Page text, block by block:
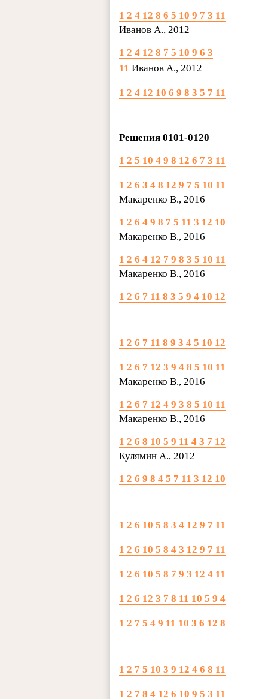
1 2 4 12 8 6 5 10 9 7 3 11
Иванов А., 2012
1 2 4 12 8 7 5 10 9 6 3
11 Иванов А., 2012
1 2 4 12 10 6 9 8 3 5 7 11
Решения 0101-0120
1 2 5 10 4 9 8 12 6 7 3 11
1 2 6 3 4 8 12 9 7 5 10 11
Макаренко В., 2016
1 2 6 4 9 8 7 5 11 3 12 10
Макаренко В., 2016
1 2 6 4 12 7 9 8 3 5 10 11
Макаренко В., 2016
1 2 6 7 11 8 3 5 9 4 10 12
1 2 6 7 11 8 9 3 4 5 10 12
1 2 6 7 12 3 9 4 8 5 10 11
Макаренко В., 2016
1 2 6 7 12 4 9 3 8 5 10 11
Макаренко В., 2016
1 2 6 8 10 5 9 11 4 3 7 12
Кулямин А., 2012
1 2 6 9 8 4 5 7 11 3 12 10
1 2 6 10 5 8 3 4 12 9 7 11
1 2 6 10 5 8 4 3 12 9 7 11
1 2 6 10 5 8 7 9 3 12 4 11
1 2 6 12 3 7 8 11 10 5 9 4
1 2 7 5 4 9 11 10 3 6 12 8
1 2 7 5 10 3 9 12 4 6 8 11
1 2 7 8 4 12 6 10 9 5 3 11